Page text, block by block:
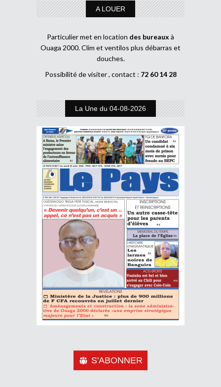
A LOUER
Particulier met en location des bureaux à
Ouaga 2000. Clim et ventilos plus débarras et
douches.
Possibilité de visiter , contact : 72 60 14 28
La Une du 04-08-2026
S'ABONNER